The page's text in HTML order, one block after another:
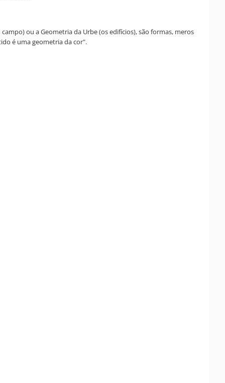
ou a Geometria da Urbe (os edifícios), são formas, meros
é uma geometria da cor".